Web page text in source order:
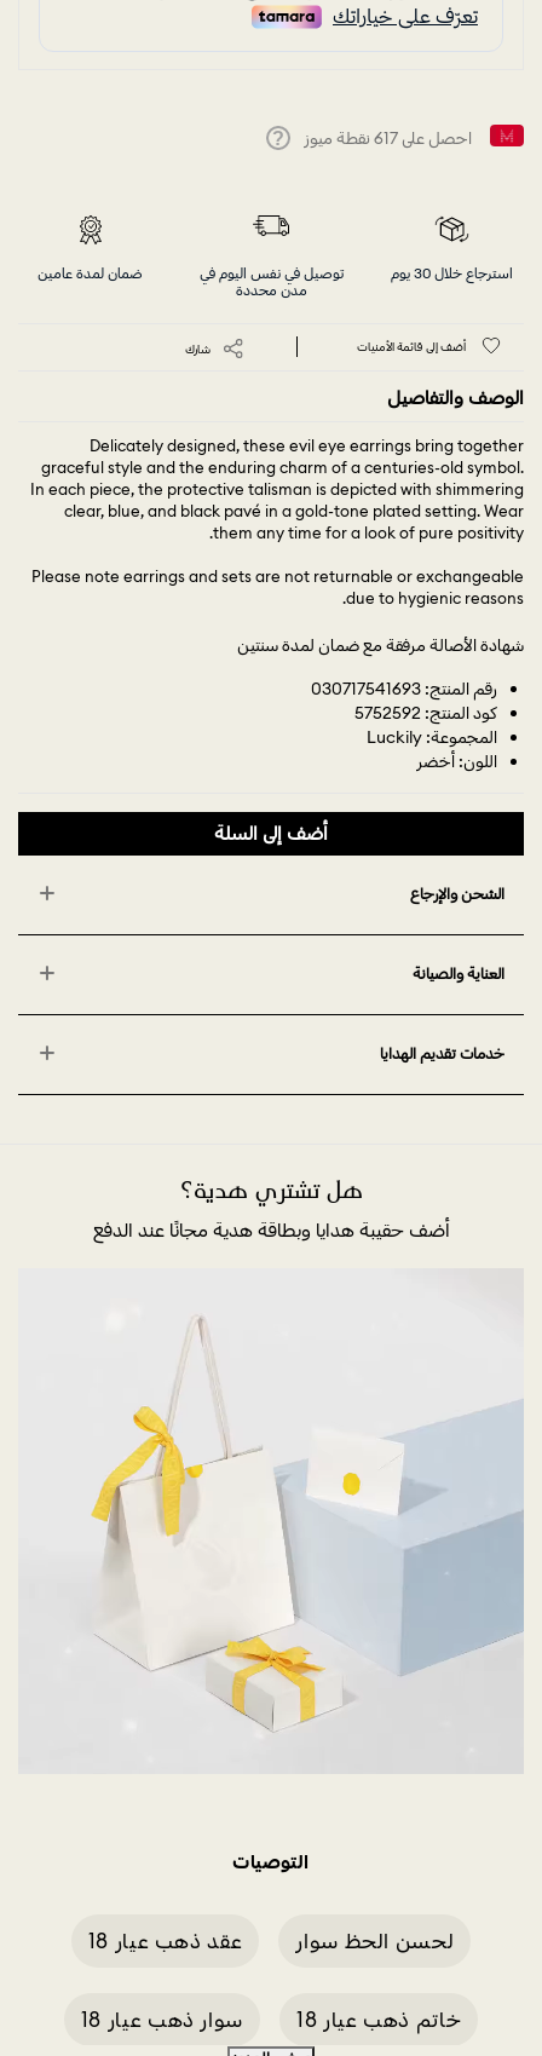
احصل على 617 نقطة ميوز
استرجاع خلال 30 يوم
توصيل في نفس اليوم في
مدن محددة
ضمان لمدة عامين
أضف إلى قائمة الأمنيات شارك
الوصف والتفاصيل
Delicately designed, these evil eye earrings bring together
graceful style and the enduring charm of a centuries-old symbol.
In each piece, the protective talisman is depicted with shimmering
clear, blue, and black pavé in a gold-tone plated setting. Wear
them any time for a look of pure positivity.
Please note earrings and sets are not returnable or exchangeable
due to hygienic reasons.
شهادة الأصالة مرفقة مع ضمان لمدة سنتين
رقم المنتج: 030717541693
كود المنتج: 5752592
المجموعة: Luckily
اللون: أخضر
أضف إلى السلة
الشحن والإرجاع
العناية والصيانة
خدمات تقديم الهدايا
هل تشتري هدية؟
أضف حقيبة هدايا وبطاقة هدية مجانًا عند الدفع
التوصيات
لحسن الحظ سوار عقد ذهب عيار 18
خاتم ذهب عيار 18 سوار ذهب عيار 18